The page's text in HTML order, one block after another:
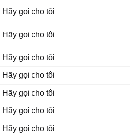
Hãy gọi cho tôi
Hãy gọi cho tôi
Hãy gọi cho tôi
Hãy gọi cho tôi
Hãy gọi cho tôi
Hãy gọi cho tôi
Hãy gọi cho tôi